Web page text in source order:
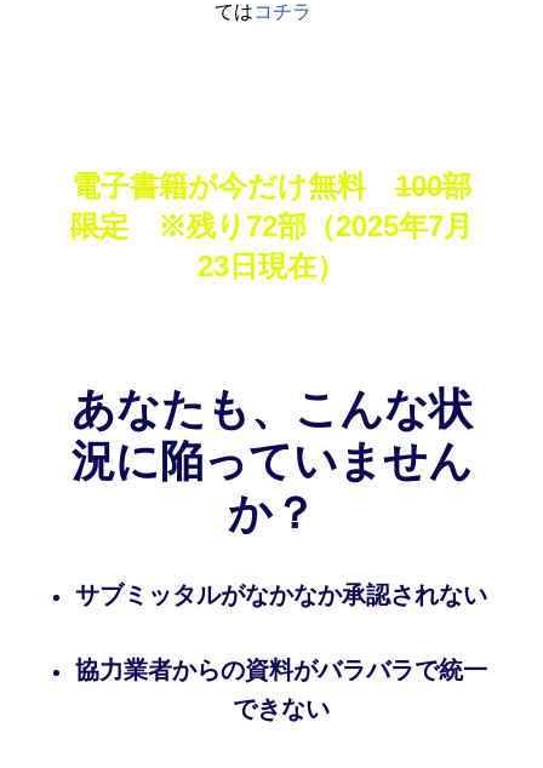
てはコチラ
電子書籍が今だけ無料 100部
限定 ※残り72部 （2025年7月
23日現在）
あなたも、こんな状
況に陥っていません
か？
サブミッタルがなかなか承認されない
協力業者からの資料がバラバラで統一
できない